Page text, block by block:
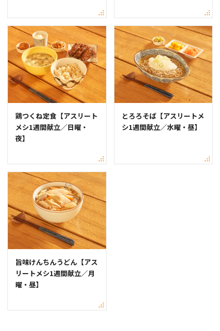
鶏つくね定食【アスリート
メシ1週間献立／日曜・
夜】
とろろそば【アスリートメ
シ1週間献立／水曜・昼】
旨味けんちんうどん【アス
リートメシ1週間献立／月
曜・昼】